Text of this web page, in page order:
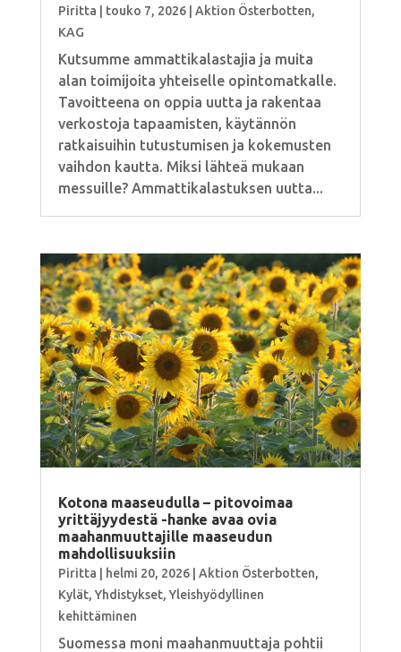
Piritta touko 7, 2026| Aktion Österbotten,
KAG
Kutsumme ammattikalastajia ja muita
alan toimijoita yhteiselle opintomatkalle.
Tavoitteena on oppia uutta ja rakentaa
verkostoja tapaamisten, käytännön
ratkaisuihin tutustumisen ja kokemusten
vaihdon kautta. Miksi lähteä mukaan
messuille? Ammattikalastuksen uutta...
Kotona maaseudulla – pitovoimaa
yrittäjyydestä -hanke avaa ovia
maahanmuuttajille maaseudun
mahdollisuuksiin
Piritta helmi 20, 2026| Aktion Österbotten,
Kylät,Yhdistykset,Yleishyödyllinen
kehittäminen
Suomessa moni maahanmuuttaja pohtii